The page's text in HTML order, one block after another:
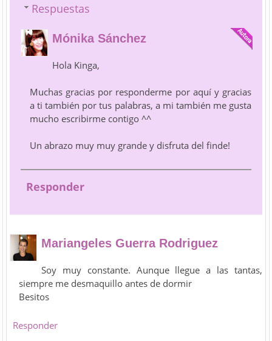
Respuestas
Mónika Sánchez
Hola Kinga,
Muchas gracias por responderme por aquí y gracias
a ti también por tus palabras, a mi también me gusta
mucho escribirme contigo ^^
Un abrazo muy muy grande y disfruta del finde!
Responder
Mariangeles Guerra Rodriguez
Soy muy constante. Aunque llegue a las tantas,
siempre me desmaquillo antes de dormir
Besitos
Responder